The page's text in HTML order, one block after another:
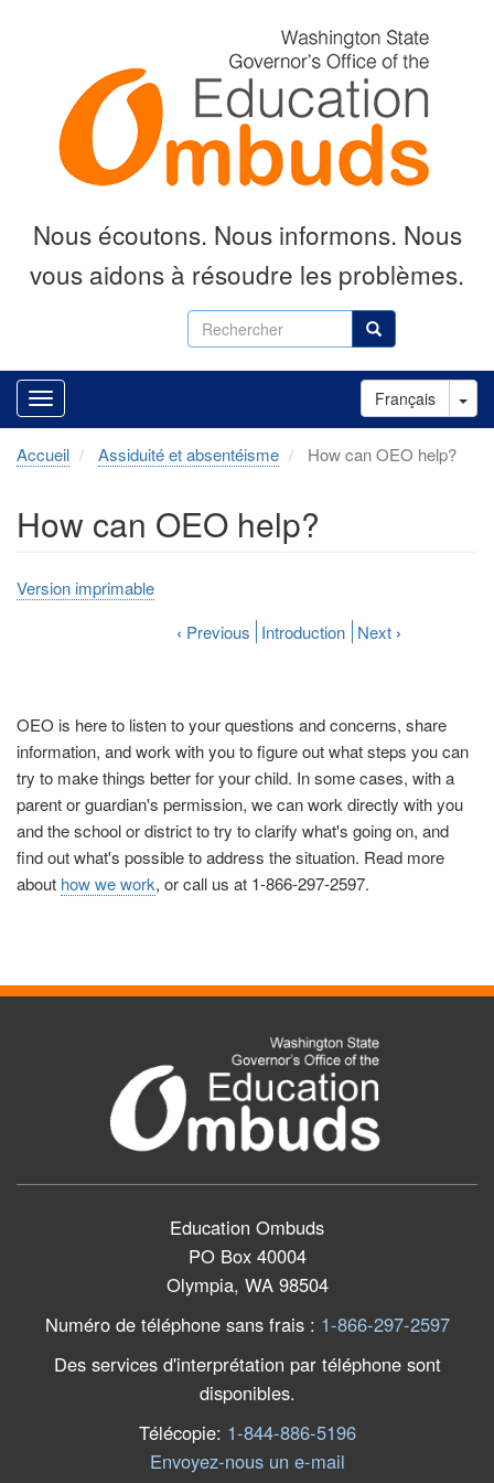
Rechercher Rechercher
Nous écoutons. Nous informons. Nous
vous aidons à résoudre les problèmes.
Français
Accueil Assiduité et absentéisme How can OEO help?
How can OEO help?
OEO is here to listen to your questions and concerns, share
information, and work with you to figure out what steps you can
try to make things better for your child. In some cases, with a
parent or guardian's permission, we can work directly with you
and the school or district to try to clarify what's going on, and
find out what's possible to address the situation. Read more
about how we work, or call us at 1-866-297-2597.
Version imprimable
‹ Previous Introduction Next ›
Education Ombuds
PO Box 40004
Olympia, WA 98504
Numéro de téléphone sans frais : 1-866-297-2597
Des services d'interprétation par téléphone sont
disponibles.
Télécopie: 1-844-886-5196
Envoyez-nous un e-mail